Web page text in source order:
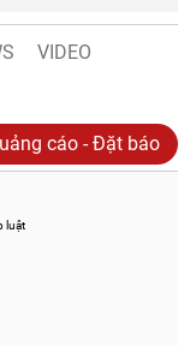
VIDEO
cáo - Đặt báo
luật